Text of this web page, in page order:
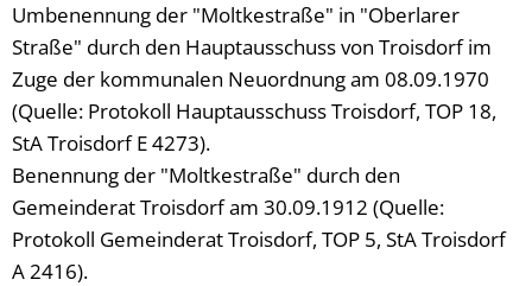
Umbenennung der "Moltkestraße" in "Oberlarer
Straße" durch den Hauptausschuss von Troisdorf im
Zuge der kommunalen Neuordnung am 08.09.1970
(Quelle: Protokoll Hauptausschuss Troisdorf, TOP 18,
StA Troisdorf E 4273).
Benennung der "Moltkestraße" durch den
Gemeinderat Troisdorf am 30.09.1912 (Quelle:
Protokoll Gemeinderat Troisdorf, TOP 5, StA Troisdorf
A 2416).